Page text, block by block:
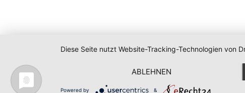
Diese Seite nutzt Website-Tracking-Technologien von
ABLEHNEN
Powered by &